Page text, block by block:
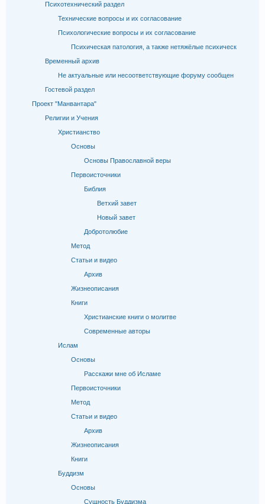
Психотехнический раздел
Технические вопросы и их согласование
Психологические вопросы и их согласование
Психическая патология, а также нетяжёлые психическ
Временный архив
Не актуальные или несоответствующие форуму сообщен
Гостевой раздел
Проект "Манвантара"
Религии и Учения
Христианство
Основы
Основы Православной веры
Первоисточники
Библия
Ветхий завет
Новый завет
Добротолюбие
Метод
Статьи и видео
Архив
Жизнеописания
Книги
Христианские книги о молитве
Современные авторы
Ислам
Основы
Расскажи мне об Исламе
Первоисточники
Метод
Статьи и видео
Архив
Жизнеописания
Книги
Буддизм
Основы
Сущность Буддизма